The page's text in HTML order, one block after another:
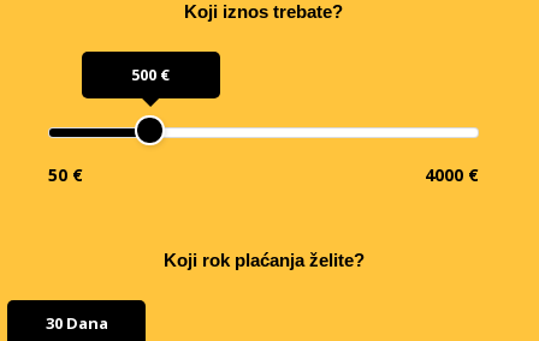
Koji iznos trebate?
500 €
50 € 4000 €
Koji rok plaćanja želite?
30 Dana